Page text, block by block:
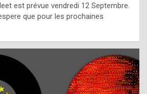
h
t
f
h
est prévue vendredi 12 Septembre.
que pour les prochaines